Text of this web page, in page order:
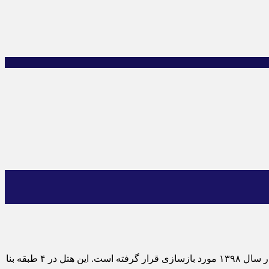
هتل آسمان قشم ، در سال ۱۳۸۷ فعالیت خود را به عنوان هتلی دو ستاره آغاز کرد. سپس به منظور ارتقای کیفیت و امکانات رفاهی مجددا در سال ۱۳۹۸ مورد بازسازی قرار گرفته است. این هتل در ۴ طبقه بنا